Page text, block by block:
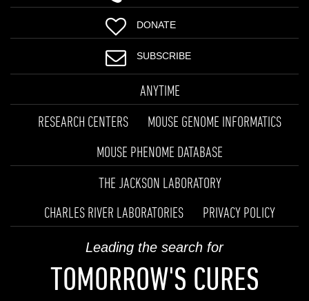
DONATE
SUBSCRIBE
ANYTIME
RESEARCH CENTERS
MOUSE GENOME INFORMATICS
MOUSE PHENOME DATABASE
THE JACKSON LABORATORY
CHARLES RIVER LABORATORIES
PRIVACY POLICY
Leading the search for
TOMORROW'S CURES